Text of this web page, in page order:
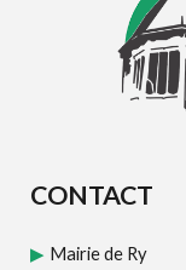
CONTACT
▶ Mairie de Ry